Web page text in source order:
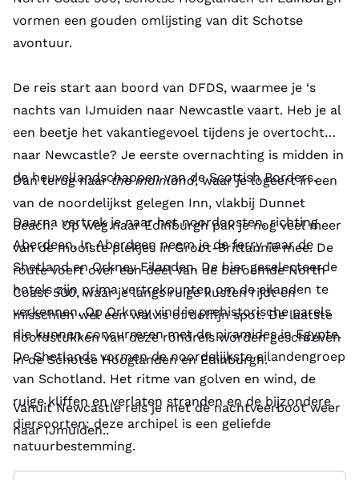
vormen een gouden omlijsting van dit Schotse
avontuur.
De reis start aan boord van DFDS, waarmee je ‘s
nachts van IJmuiden naar Newcastle vaart. Heb je al
een beetje het vakantiegevoel tijdens je overtocht
naar Newcastle? Je eerste overnachting is midden in
de heuvellandschappen van de Scottish Borders.
Daarna vertrek je naar het noordoosten, richting
Aberdeen. In Aberdeen neem je de ferry naar de
Shetland en Orkney Eilanden. De hier geselecteerde
hotels zijn prima vertrekpunten om de eilanden te
verkennen. Op Orkney vind je prehistorische parels
die kunnen concurreren met de piramides in Egypte.
De Shetlands vormen de noordelijkste eilandengroep
van Schotland. Het ritme van golven en wind, de
ruige kliffen en verlaten stranden en de bijzondere
diersoorten: deze archipel is een geliefde
natuurbestemming.
Dan terug naarthe mainland,waar je logeert in een
van de noordelijkst gelegen Inn, vlakbij Dunnet
Beach.Op weg naar Edinburgh pak je nog veel meer
van de mooiste plekjes in Groot-Brittannië mee. De
route voert over een deel van de beroemde North
Coast 500, waar je langs ruige kusten rijdt en
misschien wel een walvis of dolfijn spot. De laatste
hoofdstukken van deze rondreis worden geschreven
in de Schotse Hooglanden en Edinburgh.
Vanuit Newcastle reis je met de nachtveerboot weer
naar IJmuiden..